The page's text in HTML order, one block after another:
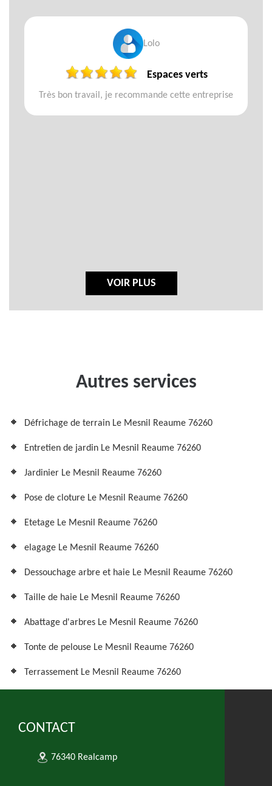
Lolo
Espaces verts
Très bon travail, je recommande cette entreprise
VOIR PLUS
Autres services
Défrichage de terrain Le Mesnil Reaume 76260
Entretien de jardin Le Mesnil Reaume 76260
Jardinier Le Mesnil Reaume 76260
Pose de cloture Le Mesnil Reaume 76260
Etetage Le Mesnil Reaume 76260
elagage Le Mesnil Reaume 76260
Dessouchage arbre et haie Le Mesnil Reaume 76260
Taille de haie Le Mesnil Reaume 76260
Abattage d'arbres Le Mesnil Reaume 76260
Tonte de pelouse Le Mesnil Reaume 76260
Terrassement Le Mesnil Reaume 76260
CONTACT
76340 Realcamp